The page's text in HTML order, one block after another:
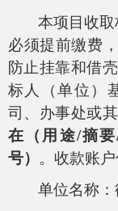
本项目收
必须提前缴费
防止挂靠和借
标人（单位）
司、办事处或
在（用途/摘要
号） 。收款账户
单位名称